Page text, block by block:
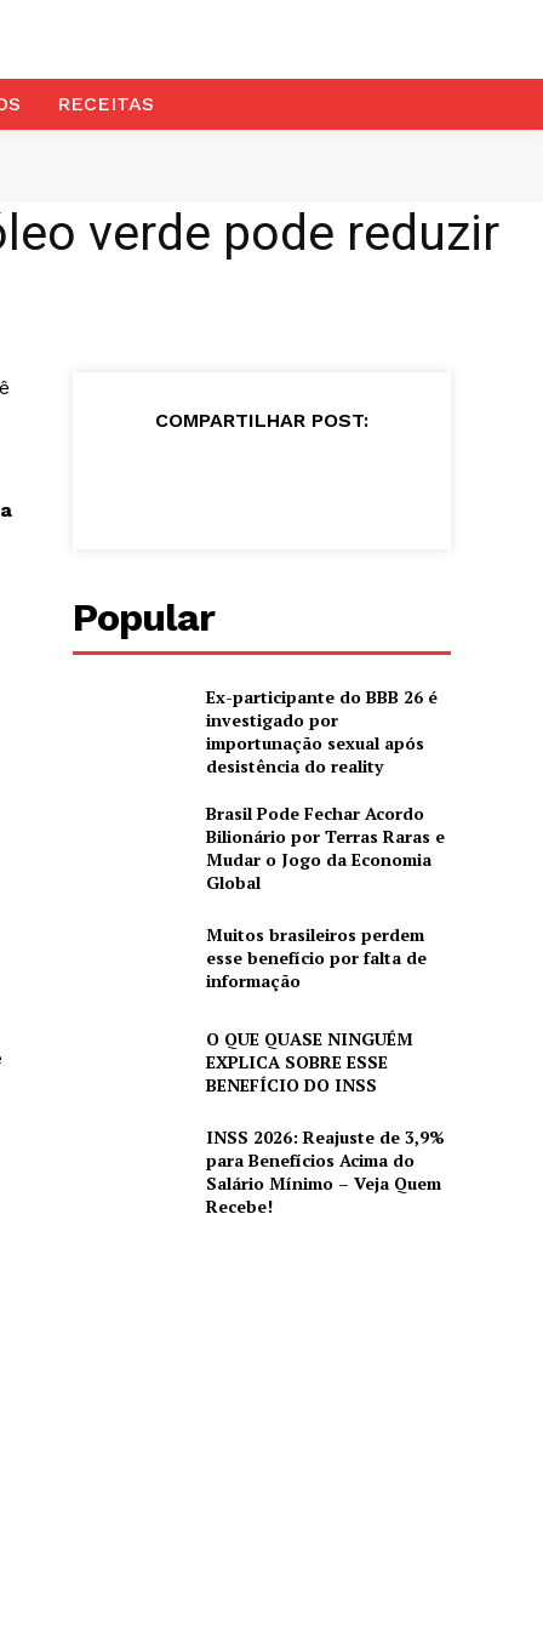
RECEITAS
verde pode reduzir
COMPARTILHAR POST:
Popular
Ex-participante do BBB 26 é
investigado por
importunação sexual após
desistência do reality
Brasil Pode Fechar Acordo
Bilionário por Terras Raras e
Mudar o Jogo da Economia
Global
Muitos brasileiros perdem
esse benefício por falta de
informação
O QUE QUASE NINGUÉM
EXPLICA SOBRE ESSE
BENEFÍCIO DO INSS
INSS 2026: Reajuste de 3,9%
para Benefícios Acima do
Salário Mínimo – Veja Quem
Recebe!